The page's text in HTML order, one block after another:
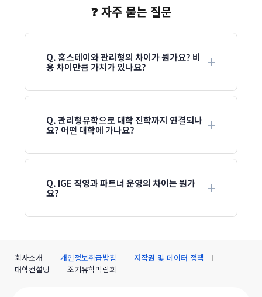
❓ 자주 묻는 질문
Q. 홈스테이와 관리형의 차이가 뭔가요? 비
용 차이만큼 가치가 있나요?
Q. 관리형유학으로 대학 진학까지 연결되나
요? 어떤 대학에 가나요?
Q. IGE 직영과 파트너 운영의 차이는 뭔가
요?
회사소개 개인정보취급방침
저작권 및 데이터 정책
대학컨설팅
조기유학박람회